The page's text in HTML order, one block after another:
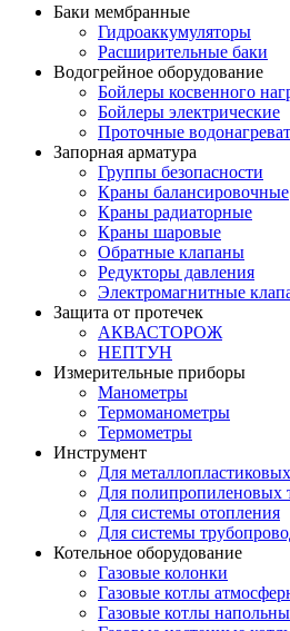
Баки мембранные
Гидроаккумуляторы
Расширительные баки
Водогрейное оборудование
Бойлеры косвенного
Бойлеры электрические
Проточные
Запорная арматура
Группы безопасности
Краны балансировочные
Краны радиаторные
Краны шаровые
Обратные клапаны
Редукторы давления
Электромагнитные
Защита от протечек
АКВАСТОРОЖ
НЕПТУН
Измерительные приборы
Манометры
Термоманометры
Термометры
Инструмент
Для
Для полипропиленовых
Для системы отопления
Для системы
Котельное оборудование
Газовые колонки
Газовые котлы
Газовые котлы